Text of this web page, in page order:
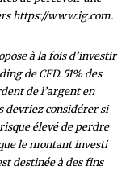
https://www.ig.com.
à la fois d’investir
de CFD. 51% des
de l’argent en
devriez considérer si
élevé de perdre
le montant investi
destinée à des fins